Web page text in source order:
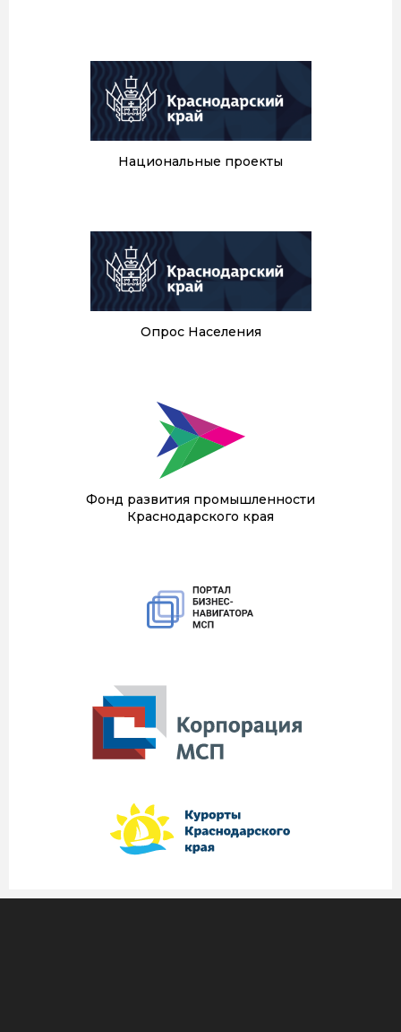
Национальные проекты
Опрос Населения
Фонд развития промышленности
Краснодарского края